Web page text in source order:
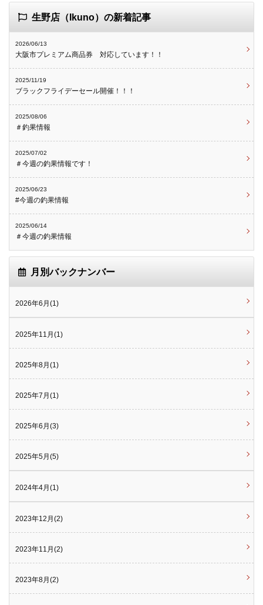
生野店（Ikuno）の新着記事
2026/06/13
大阪市プレミアム商品券 対応しています！！
2025/11/19
ブラックフライデーセール開催！！！
2025/08/06
＃釣果情報
2025/07/02
＃今週の釣果情報です！
2025/06/23
#今週の釣果情報
2025/06/14
＃今週の釣果情報
月別バックナンバー
2026年6月(1)
2025年11月(1)
2025年8月(1)
2025年7月(1)
2025年6月(3)
2025年5月(5)
2024年4月(1)
2023年12月(2)
2023年11月(2)
2023年8月(2)